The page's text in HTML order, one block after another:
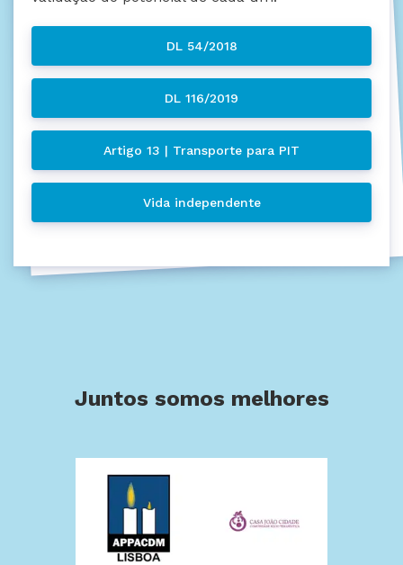
DL 54/2018
DL 116/2019
Artigo 13 | Transporte para PIT
Vida independente
Juntos somos melhores